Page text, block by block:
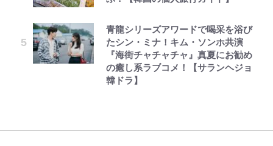
青龍シリーズアワードで喝采を浴び
たシン・ミナ！キム・ソンホ共演
『海街チャチャチャ』真夏にお勧め
の癒し系ラブコメ！【サランヘジョ
韓ドラ】